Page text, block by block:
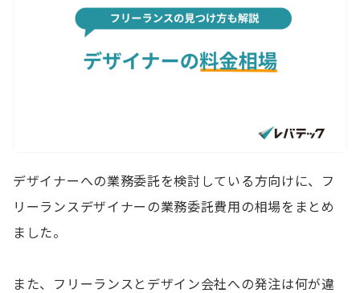
デザイナーへの業務委託を検討している方向けに、フ
リーランスデザイナーの業務委託費用の相場をまとめ
ました。
また、フリーランスとデザイン会社への発注は何が違